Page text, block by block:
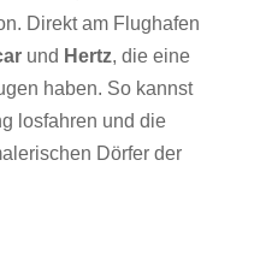
Direkt am Flughafen
und Hertz, die eine
haben. So kannst
losfahren und die
Dörfer der